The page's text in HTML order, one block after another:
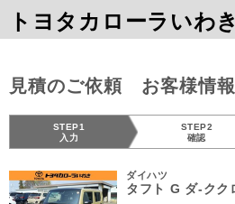
トヨタカローラいわき
見積のご依頼 お客様情
STEP1
入力
STEP2
確認
ダイハツ
タフト G ダ-クク